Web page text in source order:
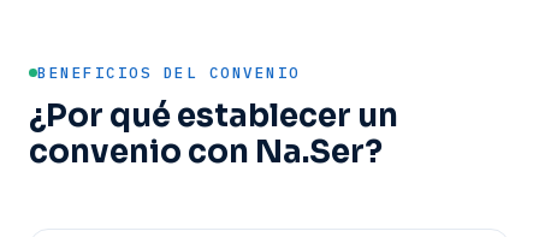
BENEFICIOS DEL CONVENIO
¿Por qué establecer un
convenio con Na.Ser?